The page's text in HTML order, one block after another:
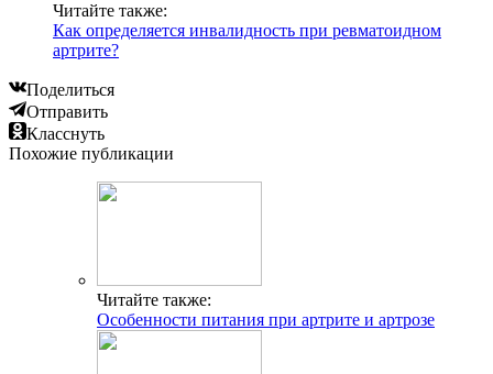
Читайте также:
Как определяется инвалидность при ревматоидном
артрите?
Поделиться
Отправить
Класснуть
Похожие публикации
Читайте также:
Особенности питания при артрите и артрозе